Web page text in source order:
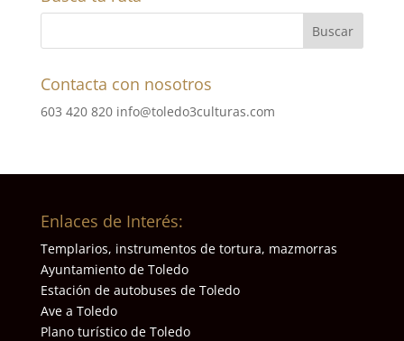
Contacta con nosotros
603 420 820 info@toledo3culturas.com
Enlaces de Interés:
Templarios, instrumentos de tortura, mazmorras
Ayuntamiento de Toledo
Estación de autobuses de Toledo
Ave a Toledo
Plano turístico de Toledo